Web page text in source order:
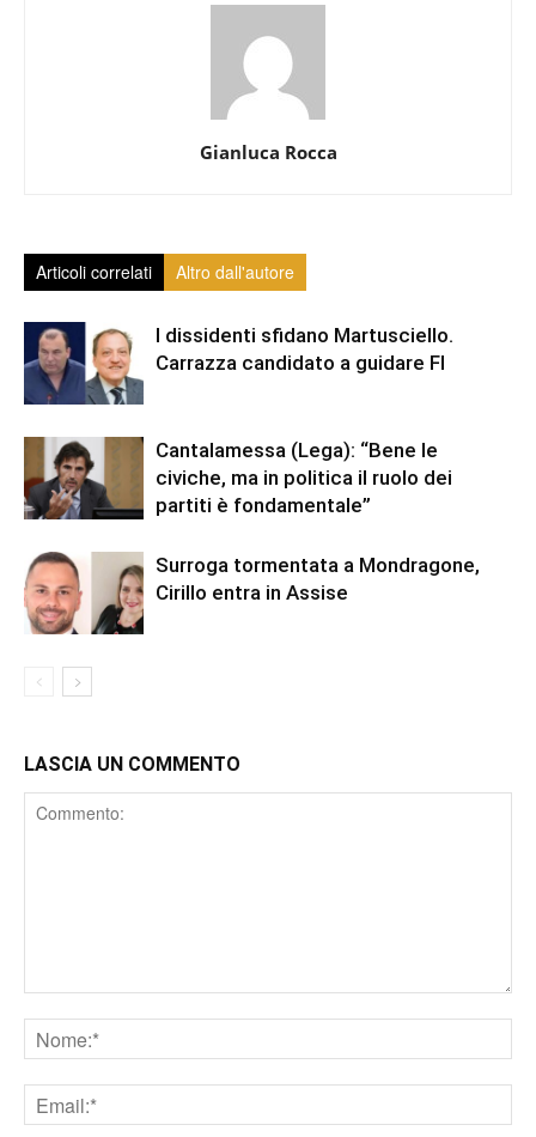
Gianluca Rocca
Articoli correlati Altro dall'autore
I dissidenti sfidano Martusciello.
Carrazza candidato a guidare FI
Cantalamessa (Lega): “Bene le
civiche, ma in politica il ruolo dei
partiti è fondamentale”
Surroga tormentata a Mondragone,
Cirillo entra in Assise
LASCIA UN COMMENTO
Comment
Nome
Email